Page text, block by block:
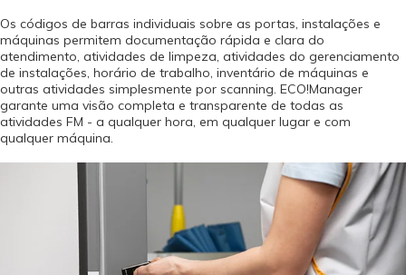
Os códigos de barras individuais sobre as portas, instalações e
máquinas permitem documentação rápida e clara do
atendimento, atividades de limpeza, atividades do gerenciamento
de instalações, horário de trabalho, inventário de máquinas e
outras atividades simplesmente por scanning. ECO!Manager
garante uma visão completa e transparente de todas as
atividades FM - a qualquer hora, em qualquer lugar e com
qualquer máquina.